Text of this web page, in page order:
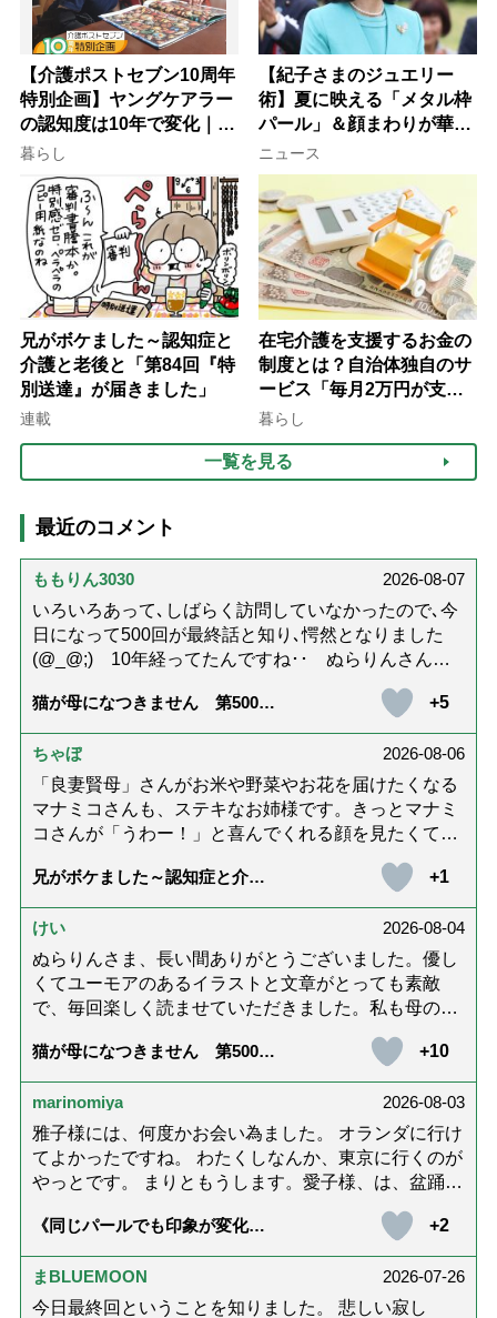
【介護ポストセブン10周年
特別企画】ヤングケアラー
の認知度は10年で変化｜流
行語大賞にノミネート、法
律にも明記されたが果たし
て現在は？
暮らし
【紀子さまのジュエリー
術】夏に映える「メタル枠
パール」＆顔まわりが華や
ぐ「揺れる一粒」の使い分
け方
ニュース
兄がボケました～認知症と
介護と老後と「第84回『特
別送達』が届きました」
連載
在宅介護を支援するお金の
制度とは？自治体独自のサ
ービス「毎月2万円が支給
される」ケースも【FP解
暮らし
一覧を見る
最近のコメント
ももりん3030
2026-08-07
いろいろあって､しばらく訪問していなかったので､今
日になって500回が最終話と知り､愕然となりました
(@_@;) 10年経ってたんですね･･ ぬらりんさんの
護では身内に理解してもらえないもどかしさを感じた
り､いろいろありましたが､ぬらりんさんの文章を読ん
で心救われたことが多々ありました。不定期での近況
報告を心待ちにしています。さびちゃん・隊長と､健
やかにお過ごしくださいね。ご多幸をお祈りしていま
す☆*゜
猫が母になつきません 第500話
+5
ちゃぼ
2026-08-06
「良妻賢母」さんがお米や野菜やお花を届けたくなる
マナミコさんも、ステキなお姉様です。きっとマナミ
コさんが「うわー！」と喜んでくれる顔を見たくて、
す。 お二人とも良いお友達ですね。
兄がボケました～認知症と介護
が届きました」
+1
けい
2026-08-04
ぬらりんさま、長い間ありがとうございました。優し
くてユーモアのあるイラストと文章がとっても素敵
で、毎回楽しく読ませていただきました。私も母の介
がないのが寂しくてたまりませんが、いろんなエピソ
ード思い出したりしながら頑張っていこうと思いま
す。不定期でもいいので、また会えますように。書籍
化も希望です！本当にありがとうございました。
猫が母になつきません 第500話
+10
marinomiya
2026-08-03
雅子様には、何度かお会い為ました。 オランダに行け
てよかったですね。 わたくしなんか、東京に行くのが
やっとです。 まりともうします。愛子様、は、盆踊り
《同じパールでも印象が変化》
ネックレス」上品＆涼しげに見
せる4つの法則
+2
まBLUEMOON
2026-07-26
今日最終回ということを知りました。 悲しい寂し